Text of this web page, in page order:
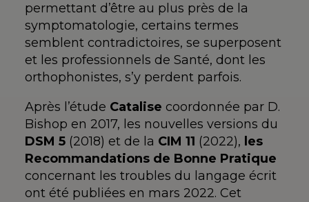
permettant d’être au plus près de la
symptomatologie, certains termes
semblent contradictoires, se superposent
et les professionnels de Santé, dont les
orthophonistes, s’y perdent parfois.
Après l’étude Catalise coordonnée par D.
Bishop en 2017, les nouvelles versions du
DSM 5(2018) et de la CIM 11 (2022), les
Recommandations de Bonne Pratique
concernant les troubles du langage écrit
ont été publiées en mars 2022. Cet